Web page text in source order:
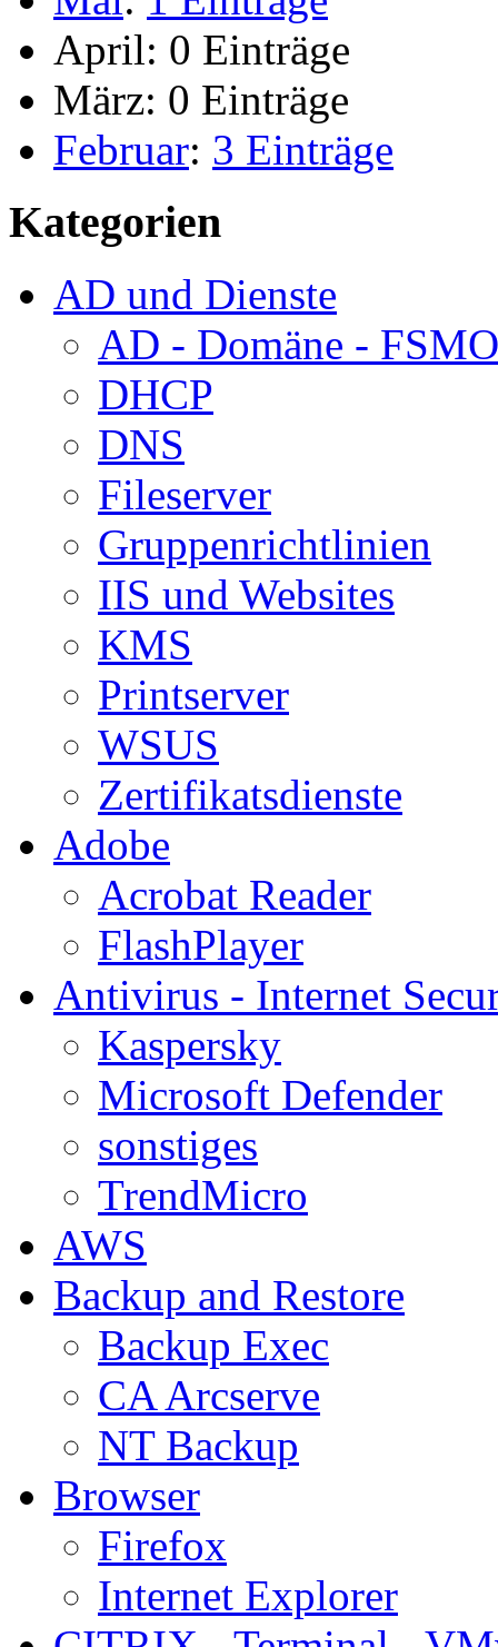
April: 0 Einträge
März: 0 Einträge
Februar: 3 Einträge
Kategorien
AD und Dienste
AD - Domäne - FSMO
DHCP
DNS
Fileserver
Gruppenrichtlinien
IIS und Websites
KMS
Printserver
WSUS
Zertifikatsdienste
Adobe
Acrobat Reader
FlashPlayer
Antivirus - Internet
Kaspersky
Microsoft Defender
sonstiges
TrendMicro
AWS
Backup and Restore
Backup Exec
CA Arcserve
NT Backup
Browser
Firefox
Internet Explorer